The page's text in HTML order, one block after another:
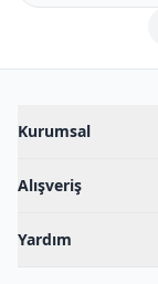
Kurumsal
Blog
İç Giyim Rehberi
Alışveriş
Yardım